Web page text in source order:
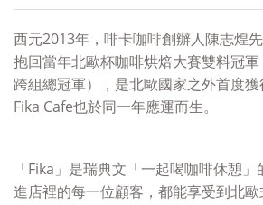
西元2013年，啡卡咖啡創辦人陳志煌
抱回當年北歐杯咖啡烘焙大賽雙料冠軍
跨組總冠軍），是北歐國家之外首度獲
Fika Cafe也於同一年應運而生。
「Fika」是瑞典文「一起喝咖啡休憩」
進店裡的每一位顧客，都能享受到北歐